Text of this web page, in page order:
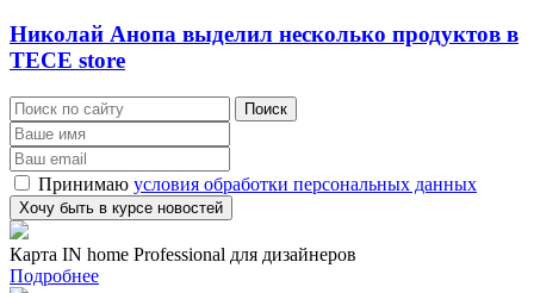
Николай Анопа выделил несколько продуктов в
TECE store
Принимаю условия обработки персональных данных
Карта IN home Professional для дизайнеров
Подробнее